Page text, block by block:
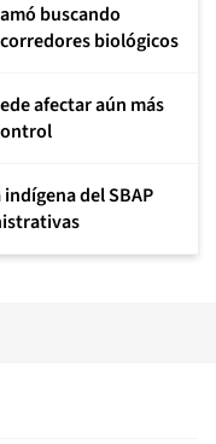
buscando
biológicos
afectar aún más
del SBAP